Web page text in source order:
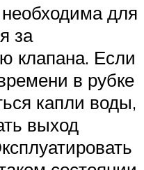
для
за
клапана. Если
в рубке
капли воды,
выход